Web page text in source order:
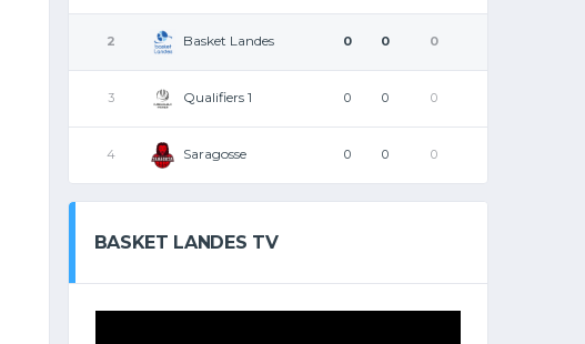
2 Basket Landes 0 0 0
3 Qualifiers 1 0 0 0
4 Saragosse 0 0 0
BASKET LANDES TV